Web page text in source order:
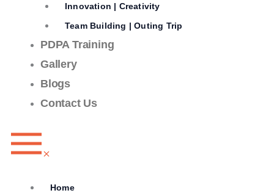
Innovation | Creativity
Team Building | Outing Trip
PDPA Training
Gallery
Blogs
Contact Us
Home